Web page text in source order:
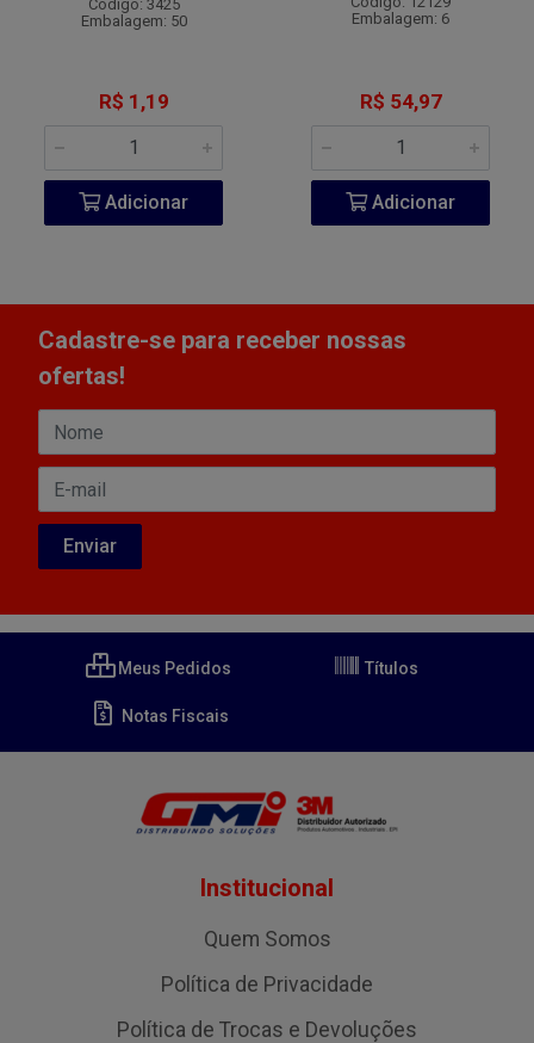
Código: 3425
Embalagem: 50
R$ 1,19
Adicionar
Embalagem: 6
R$ 54,97
Adicionar
Cadastre-se para receber nossas
ofertas!
Meus Pedidos Títulos
Notas Fiscais
Institucional
Quem Somos
Política de Privacidade
Política de Trocas e Devoluções